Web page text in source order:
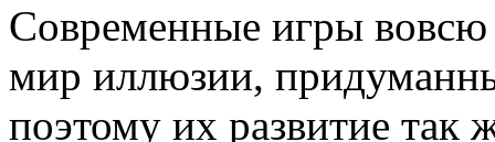
Современные игры вовсю
мир иллюзии,
поэтому их развитие так